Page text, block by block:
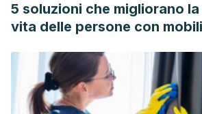
5 soluzioni che migliorano
vita delle persone con